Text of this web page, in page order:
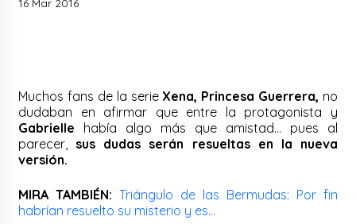
Muchos fans de la serie Xena, Princesa Guerrera, no
dudaban en afirmar que entre la protagonista y
Gabrielle había algo más que amistad… pues al
parecer, sus dudas serán resueltas en la nueva
versión.
MIRA TAMBIÉN: Triángulo de las Bermudas: Por fin
habrían resuelto su misterio y es…